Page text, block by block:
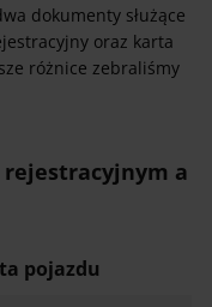
dokumenty służące
oraz karta
różnice zebraliśmy
rejestracyjnym a
pojazdu